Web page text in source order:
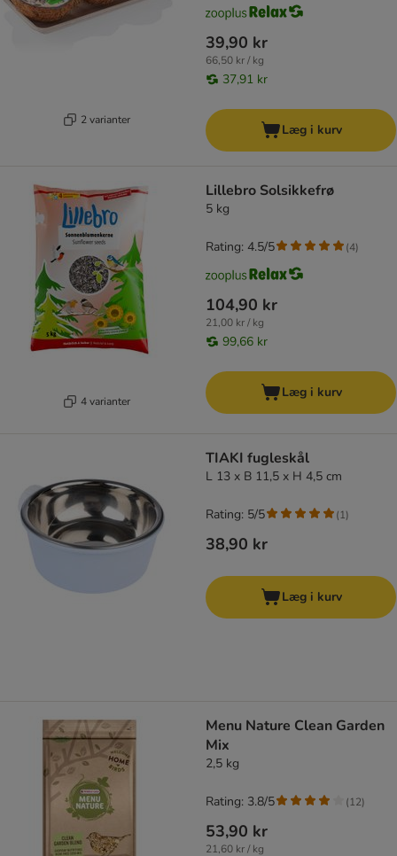
2 varianter
39,90 kr
66,50 kr / kg
37,91 kr
Læg i kurv
4 varianter
Lillebro Solsikkefrø
5 kg
104,90 kr
21,00 kr / kg
99,66 kr
Rating: 4.5/5 (4)
Læg i kurv
TIAKI fugleskål
L 13 x B 11,5 x H 4,5 cm
38,90 kr
Rating: 5/5 (1)
Læg i kurv
Menu Nature Clean Garden
Mix
2,5 kg
53,90 kr
21,60 kr / kg
Rating: 3.8/5 (12)